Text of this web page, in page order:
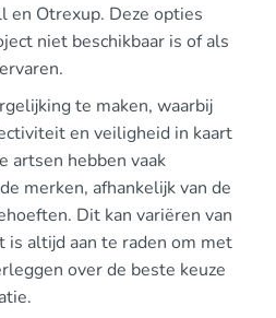
en Otrexup. Deze opties
niet beschikbaar is of als
te maken, waarbij
en veiligheid in kaart
artsen hebben vaak
merken, afhankelijk van de
Dit kan variëren van
is altijd aan te raden om met
over de beste keuze